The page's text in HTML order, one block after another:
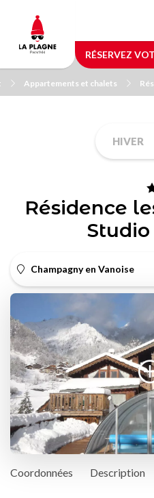
contenu
principal
RÉSERVEZ
Appartements et chalets
HIVER
Résidence
Studio
Champagny en Vanoise
Coordonnées Description